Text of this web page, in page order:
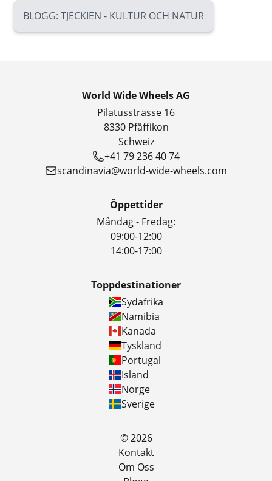
BLOGG: TJECKIEN - KULTUR OCH NATUR
World Wide Wheels AG
Pilatusstrasse 16
8330 Pfäffikon
Schweiz
+41 79 236 40 74
scandinavia@world-wide-wheels.com
Öppettider
Måndag - Fredag:
09:00-12:00
14:00-17:00
Toppdestinationer
Sydafrika
Namibia
Kanada
Tyskland
Portugal
Island
Norge
Sverige
© 2026
Kontakt
Om Oss